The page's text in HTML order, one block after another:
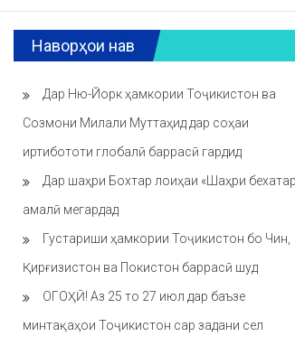
Наворҳои нав
Дар Ню-Йорк ҳамкории Тоҷикистон ва
Созмони Милали Муттаҳид дар соҳаи
иртибототи глобалӣ баррасӣ гардид
Дар шаҳри Бохтар лоиҳаи «Шаҳри
амалӣ мегардад
Густариши ҳамкории Тоҷикистон бо Чин,
Қирғизистон ва Покистон баррасӣ шуд
ОГОҲӢ! Аз 25 то 27 июл дар баъзе
минтақаҳои Тоҷикистон сар задани сел